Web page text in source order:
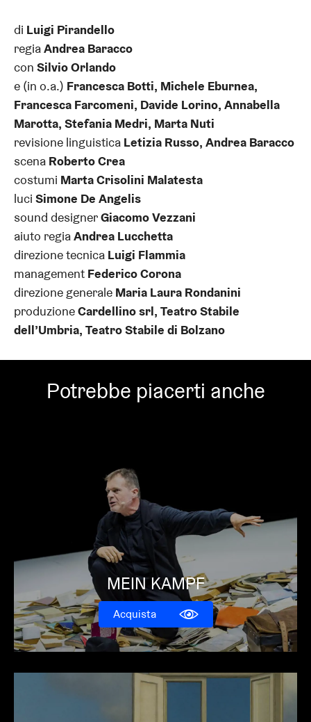
di Luigi Pirandello
regiaAndrea Baracco
con Silvio Orlando
e (in o.a.) Francesca Botti, Michele Eburnea,
Francesca Farcomeni, Davide Lorino, Annabella
Marotta, Stefania Medri, Marta Nuti
revisione linguistica Letizia Russo, Andrea Baracco
scena Roberto Crea
costumi Marta Crisolini Malatesta
luci Simone De Angelis
sound designerGiacomo Vezzani
aiuto regiaAndrea Lucchetta
direzione tecnica Luigi Flammia
management Federico Corona
direzione generale Maria Laura Rondanini
produzioneCardellino srl, Teatro Stabile
dell’Umbria, Teatro Stabile di Bolzano
Potrebbe piacerti anche
MEIN KAMPF
Acquista